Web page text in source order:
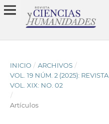
INICIO / ARCHIVOS /
VOL. 19 NÚM. 2 (2025):
VOL. XIX: NO. 02
/
Artículos